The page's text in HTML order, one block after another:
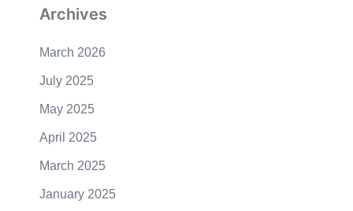
Archives
March 2026
July 2025
May 2025
April 2025
March 2025
January 2025